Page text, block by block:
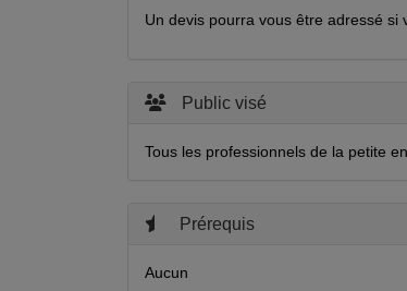
Un devis pourra vous être adressé si
Public visé
Tous les professionnels de la petite
Prérequis
Aucun